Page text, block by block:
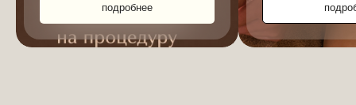
подробнее